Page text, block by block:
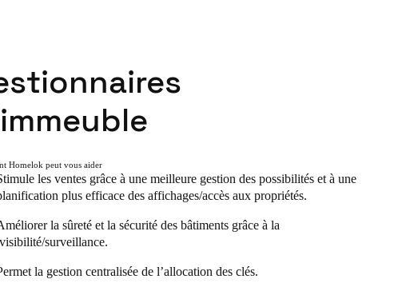
Homelok peut vous aider
les ventes grâce à une meilleure gestion des possibilités et à une
plus efficace des affichages/accès aux propriétés.
la sûreté et la sécurité des bâtiments grâce à la
visibilité/surveillance.
la gestion centralisée de l’allocation des clés.